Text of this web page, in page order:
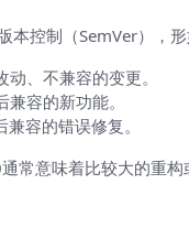
本控制（SemVer），
动、不兼容的变更。
兼容的新功能。
兼容的错误修复。
常意味着比较大的重构